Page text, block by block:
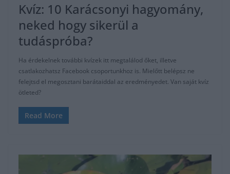
Kvíz: 10 Karácsonyi hagyomány,
neked hogy sikerül a
tudáspróba?
Ha érdekelnek további kvízek itt megtalálod őket, illetve
csatlakozhatsz Facebook csoportunkhoz is. Mielőtt belépsz ne
felejtsd el megosztani barátaiddal az eredményedet. Van saját kvíz
ötleted?
Read More